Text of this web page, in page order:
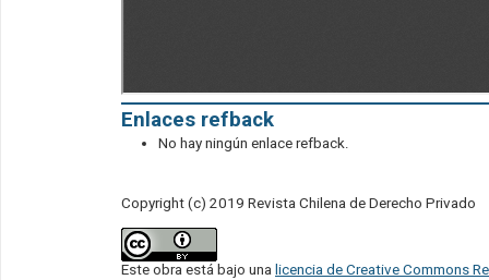
Enlaces refback
No hay ningún enlace refback.
Copyright (c) 2019 Revista Chilena de Derecho Privado
Este obra está bajo una licencia de Creative Commons